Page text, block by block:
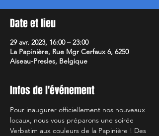
Date et lieu
29 avr. 2023, 16:00 – 23:00
La Papinière, Rue Mgr Cerfaux 6, 6250
Aiseau-Presles, Belgique
Infos de l'événement
Pour inaugurer officiellement nos nouveaux
locaux, nous vous préparons une soirée
Verbatim aux couleurs de la Papinière ! Des